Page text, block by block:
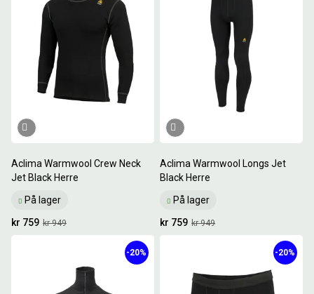
Aclima Warmwool Crew Neck
Jet Black Herre
På lager
kr 949
kr 759
Aclima Warmwool Longs Jet
Black Herre
På lager
kr 949
kr 759
-20% -20%